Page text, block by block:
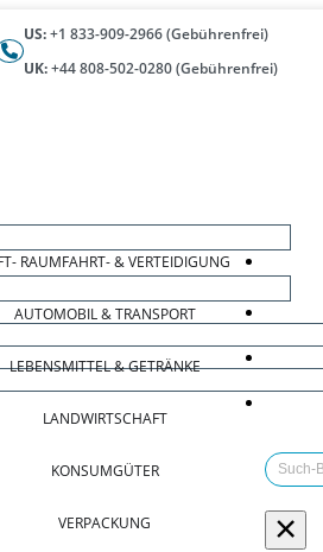
US:+1 833-909-2966 (Gebührenfrei)
UK:+44 808-502-0280 (Gebührenfrei)
RAUMFAHRT- & VERTEIDIGUNG
AUTOMOBIL & TRANSPORT
LEBENSMITTEL & GETRÄNKE
LANDWIRTSCHAFT
KONSUMGÜTER
VERPACKUNG ×